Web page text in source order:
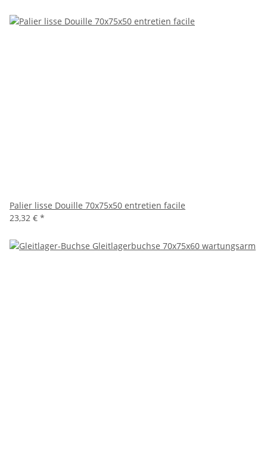
Palier lisse Douille 70x75x50 entretien facile
23,32 € *